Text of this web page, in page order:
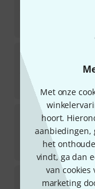
Met onze
hoort.
aanbiedingen,
het
vindt, ga dan
van cookies
marketing
€
K&K
€49
K&K